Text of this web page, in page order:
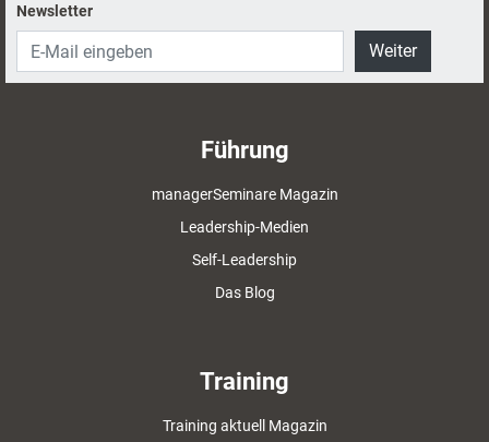
Newsletter
Weiter
Führung
managerSeminare Magazin
Leadership-Medien
Self-Leadership
Das Blog
Training
Training aktuell Magazin